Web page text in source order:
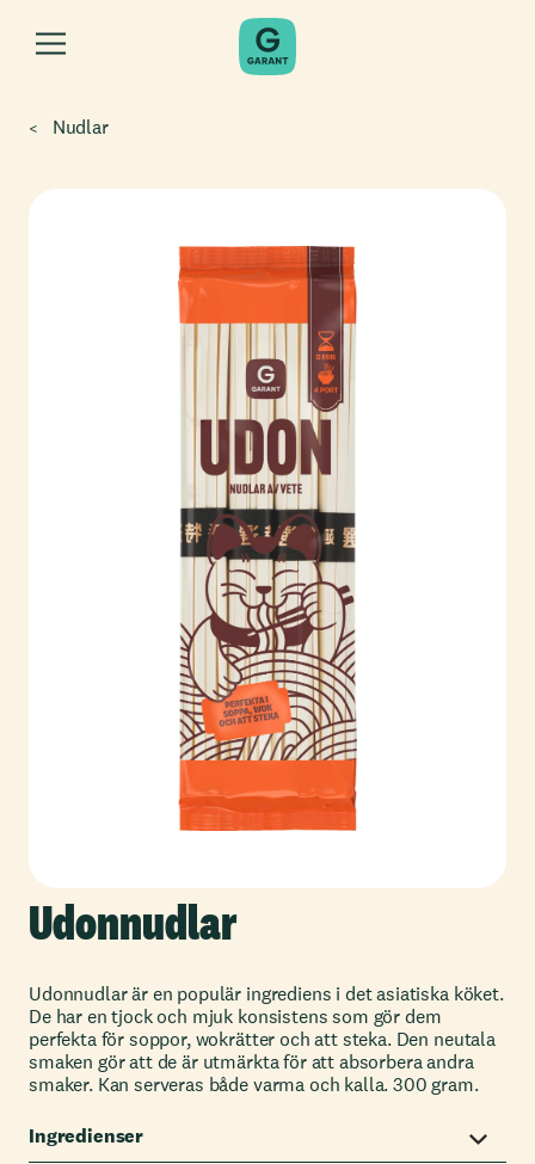
Nudlar
Udonnudlar
Udonnudlar är en populär ingrediens i det asiatiska köket.
De har en tjock och mjuk konsistens som gör dem
perfekta för soppor, wokrätter och att steka. Den neutala
smaken gör att de är utmärkta för att absorbera andra
smaker. Kan serveras både varma och kalla. 300 gram.
Ingredienser